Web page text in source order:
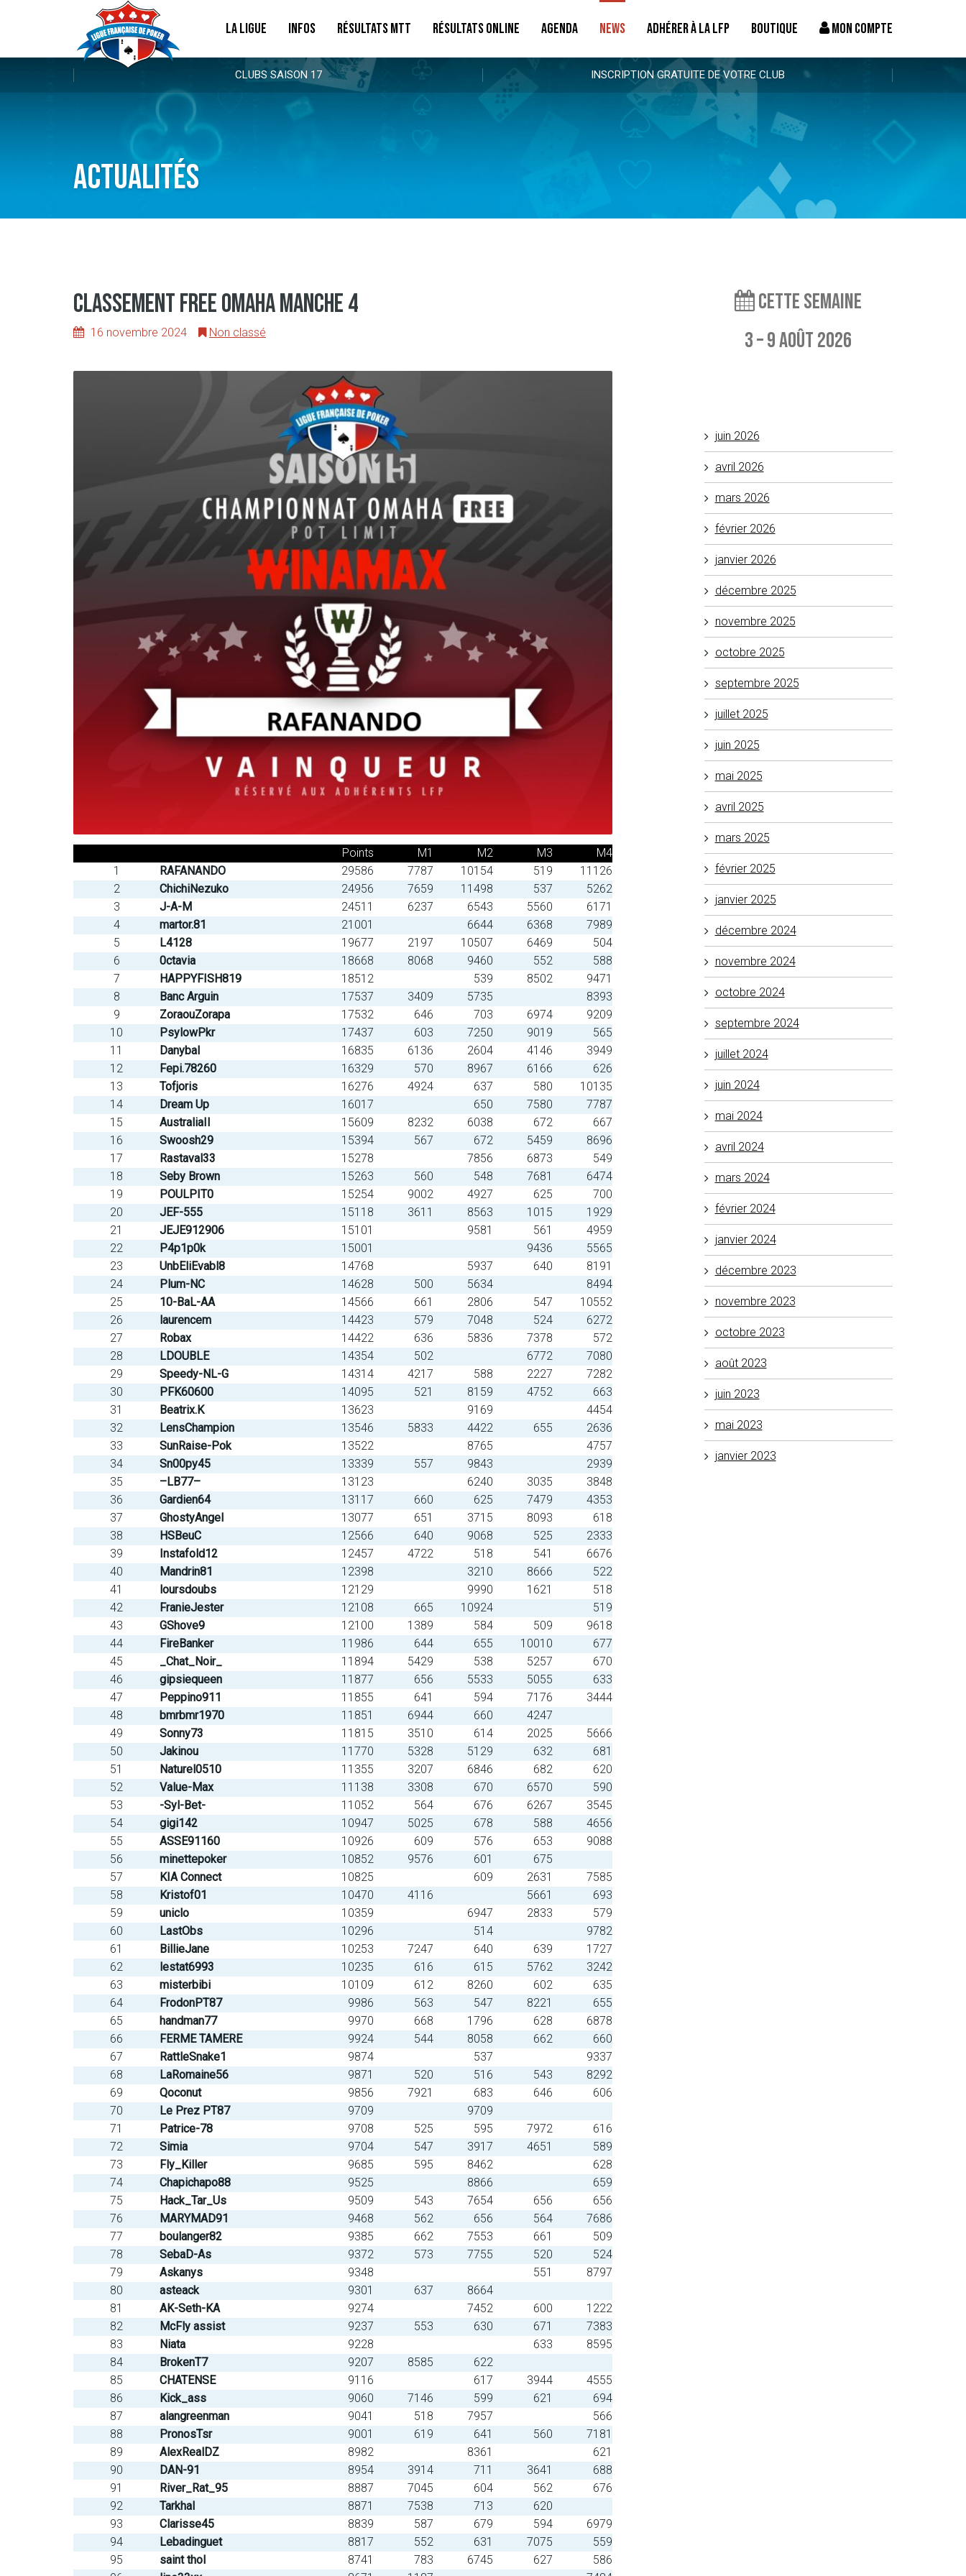
LA LIGUE INFOS RÉSULTATS MTT RÉSULTATS ONLINE AGENDA NEWS ADHÉRER À LA LFP BOUTIQUE MON COMPTE
CLUBS SAISON 17 INSCRIPTION GRATUITE DE VOTRE CLUB
Actualités
CLASSEMENT FREE OMAHA MANCHE 4
16 novembre 2024 Non classé
Points M1 M2 M3
M4
1
RAFANANDO 29586 7787 10154 519
11126
2
ChichiNezuko 24956 7659 11498 537
5262
3
J-A-M 24511 6237 6543 5560
6171
4
martor.81 21001 6644 6368
7989
5
L4128 19677 2197 10507 6469
504
6
0ctavia 18668 8068 9460 552
588
7
HAPPYFISH819 18512 539 8502
9471
8
Banc Arguin 17537 3409 5735
8393
9
ZoraouZorapa 17532 646 703 6974
9209
10
PsylowPkr 17437 603 7250 9019
565
11
Danybal 16835 6136 2604 4146
3949
12
Fepi.78260 16329 570 8967 6166
626
13
Tofjoris 16276 4924 637 580
10135
14
Dream Up 16017 650 7580
7787
15
AustraliaII 15609 8232 6038 672
667
16
Swoosh29 15394 567 672 5459
8696
17
Rastaval33 15278 7856 6873
549
18
Seby Brown 15263 560 548 7681
6474
19
POULPIT0 15254 9002 4927 625
700
20
JEF-555 15118 3611 8563 1015
1929
21
JEJE912906 15101 9581 561
4959
22
P4p1p0k 15001 9436
5565
23
UnbEliEvabl8 14768 5937 640
8191
24
Plum-NC 14628 500 5634
8494
25
10-BaL-AA 14566 661 2806 547
10552
26
laurencem 14423 579 7048 524
6272
27
Robax 14422 636 5836 7378
572
28
LDOUBLE 14354 502 6772
7080
29
Speedy-NL-G 14314 4217 588 2227
7282
30
PFK60600 14095 521 8159 4752
663
31
Beatrix.K 13623 9169
4454
32
LensChampion 13546 5833 4422 655
2636
33
SunRaise-Pok 13522 8765
4757
34
Sn00py45 13339 557 9843
2939
35
–LB77– 13123 6240 3035
3848
36
Gardien64 13117 660 625 7479
4353
37
GhostyAngel 13077 651 3715 8093
618
38
HSBeuC 12566 640 9068 525
2333
39
Instafold12 12457 4722 518 541
6676
40
Mandrin81 12398 3210 8666
522
41
loursdoubs 12129 9990 1621
518
42
FranieJester 12108 665 10924
519
43
GShove9 12100 1389 584 509
9618
44
FireBanker 11986 644 655 10010
677
45
_Chat_Noir_ 11894 5429 538 5257
670
46
gipsiequeen 11877 656 5533 5055
633
47
Peppino911 11855 641 594 7176
3444
48
bmrbmr1970 11851 6944 660
4247
49
Sonny73 11815 3510 614 2025
5666
50
Jakinou 11770 5328 5129 632
681
51
Naturel0510 11355 3207 6846 682
620
52
Value-Max 11138 3308 670 6570
590
53
-Syl-Bet- 11052 564 676 6267
3545
54
gigi142 10947 5025 678 588
4656
55
ASSE91160 10926 609 576 653
9088
56
minettepoker 10852 9576 601
675
57
KIA Connect 10825 609 2631
7585
58
Kristof01 10470 4116 5661
693
59
uniclo 10359 6947 2833
579
60
LastObs 10296 514
9782
61
BillieJane 10253 7247 640 639
1727
62
lestat6993 10235 616 615 5762
3242
63
misterbibi 10109 612 8260 602
635
64
FrodonPT87 9986 563 547 8221
655
65
handman77 9970 668 1796 628
6878
66
FERME TAMERE 9924 544 8058 662
660
67
RattleSnake1 9874 537
9337
68
LaRomaine56 9871 520 516 543
8292
69
Qoconut 9856 7921 683 646
606
70
Le Prez PT87 9709
9709
71
Patrice-78 9708 525 595 7972
616
72
Simia 9704 547 3917 4651
589
73
Fly_Killer 9685 595 8462
628
74
Chapichapo88 9525 8866
659
75
Hack_Tar_Us 9509 543 7654 656
656
76
MARYMAD91 9468 562 656 564
7686
77
boulanger82 9385 662 7553 661
509
78
SebaD-As 9372 573 7755 520
524
79
Askanys 9348 551
8797
80
asteack 9301 637
8664
81
AK-Seth-KA 9274 7452 600
1222
82
McFly assist 9237 553 630 671
7383
83
Niata 9228 633
8595
84
BrokenT7 9207 8585
622
85
CHATENSE 9116 617 3944
4555
86
Kick_ass 9060 7146 599 621
694
87
alangreenman 9041 518 7957
566
88
PronosTsr 9001 619 641 560
7181
89
AlexRealDZ 8982 8361
621
90
DAN-91 8954 3914 711 3641
688
91
River_Rat_95 8887 7045 604 562
676
92
Tarkhal 8871 7538 713
620
93
Clarisse45 8839 587 679 594
6979
94
Lebadinguet 8817 552 631 7075
559
95
saint thol 8741 783 6745 627
586
Cette semaine
3 – 9 août 2026
juin 2026
avril 2026
mars 2026
février 2026
janvier 2026
décembre 2025
novembre 2025
octobre 2025
septembre 2025
juillet 2025
juin 2025
mai 2025
avril 2025
mars 2025
février 2025
janvier 2025
décembre 2024
novembre 2024
octobre 2024
septembre 2024
juillet 2024
juin 2024
mai 2024
avril 2024
mars 2024
février 2024
janvier 2024
décembre 2023
novembre 2023
octobre 2023
août 2023
juin 2023
mai 2023
janvier 2023